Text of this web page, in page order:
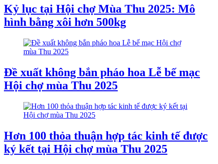
Kỷ lục tại Hội chợ Mùa Thu 2025: Mô
hình bằng xôi hơn 500kg
Đề xuất không bắn pháo hoa Lễ bế mạc
Hội chợ mùa Thu 2025
Hơn 100 thỏa thuận hợp tác kinh tế được
ký kết tại Hội chợ mùa Thu 2025